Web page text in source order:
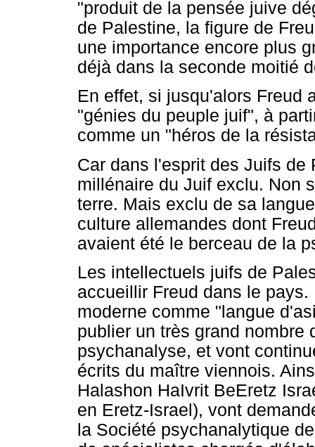
"produit de la pensée juive
de Palestine, la figure de
une importance encore plus
déjà dans la seconde moitié
En effet, si jusqu'alors Freud
"génies du peuple juif", à
comme un "héros de la
Car dans l'esprit des Juifs de
millénaire du Juif exclu. Non
terre. Mais exclu de sa
culture allemandes dont
avaient été le berceau de la
Les intellectuels juifs de
accueillir Freud dans le
moderne comme "langue
publier un très grand nombre
psychanalyse, et vont
écrits du maître viennois.
Halashon HaIvrit BeEretz
en Eretz-Israel), vont
la Société psychanalytique